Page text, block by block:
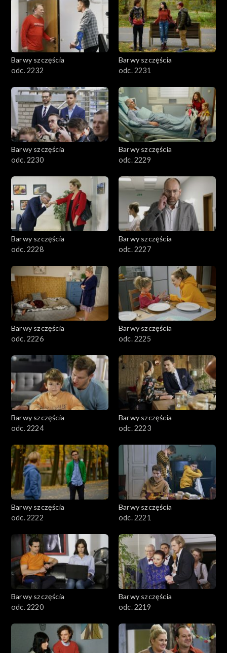
Barwy szczęścia
odc. 2232
Barwy szczęścia
odc. 2231
Barwy szczęścia
odc. 2230
Barwy szczęścia
odc. 2229
Barwy szczęścia
odc. 2228
Barwy szczęścia
odc. 2227
Barwy szczęścia
odc. 2226
Barwy szczęścia
odc. 2225
Barwy szczęścia
odc. 2224
Barwy szczęścia
odc. 2223
Barwy szczęścia
odc. 2222
Barwy szczęścia
odc. 2221
Barwy szczęścia
odc. 2220
Barwy szczęścia
odc. 2219